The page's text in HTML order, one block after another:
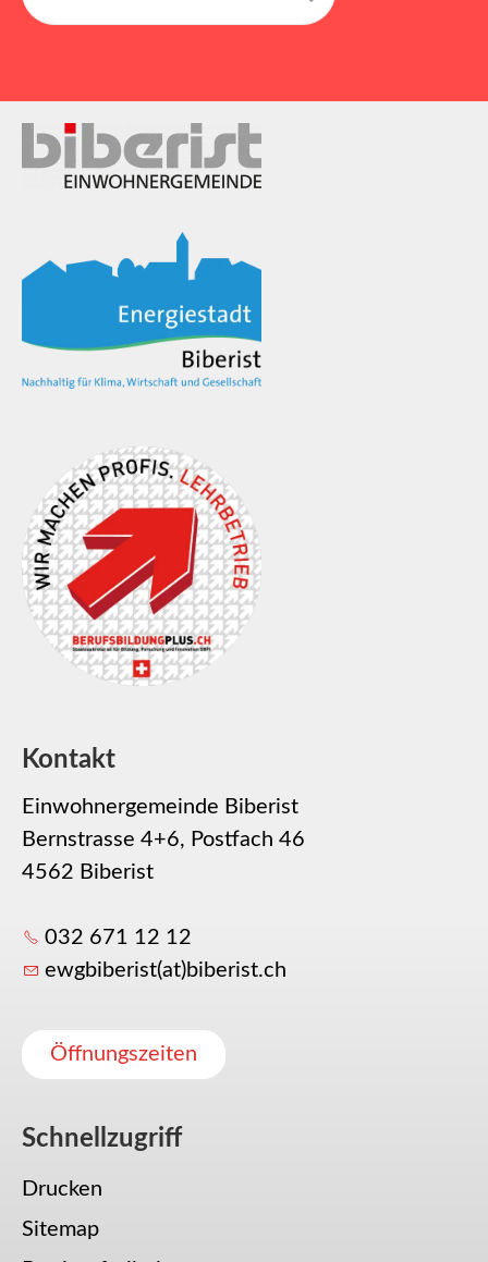
Kontakt
Einwohnergemeinde Biberist
Bernstrasse 4+6, Postfach 46
4562 Biberist
032 671 12 12
ewgbiberist(at)biberist.ch
Öffnungszeiten
Schnellzugriff
Drucken
Sitemap